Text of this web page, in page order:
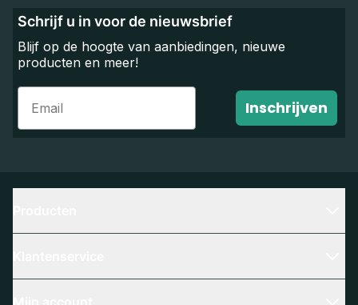
Schrijf u in voor de nieuwsbrief
Blijf op de hoogte van aanbiedingen, nieuwe
producten en meer!
Email
Inschrijven